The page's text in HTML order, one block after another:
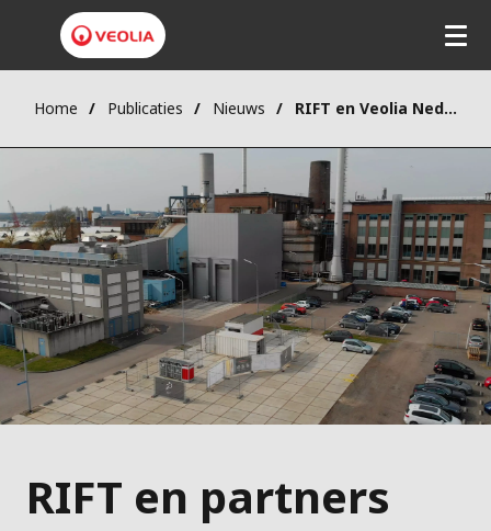
Home Publicaties Nieuws RIFT en Veolia Nederland brengen Iron Fuel Technology™ een stap dichter naar de markt
RIFT en partners